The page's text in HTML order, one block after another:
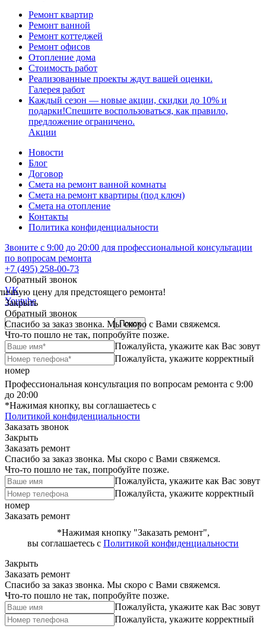
Ремонт квартир
Ремонт ванной
Ремонт коттеджей
Ремонт офисов
Отопление дома
Стоимость работ
Реализованные проекты ждут вашей оценки.
Галерея работ
Каждый сезон — новые акции, скидки до 10% и
подарки!Спешите воспользоваться, как правило,
предложение ограничено.
Акции
Новости
Блог
Договор
Смета на ремонт ванной комнаты
Смета на ремонт квартиры (под ключ)
Смета на отопление
Контакты
Политика конфиденциальности
Звоните с 9:00 до 20:00 для профессиональной консультации
по вопросам ремонта
+7 (495) 258-00-73
Обратный звонок
VK
Youtube
цену для предстоящего ремонта!
Закрыть
Обратный звонок
Спасибо за заказ звонка. Мы скоро с Вами свяжемся.
Что-то пошло не так, попробуйте позже.
Пожалуйста, укажите как Вас зовут
Пожалуйста, укажите корректный
номер
Профессиональная консультация по вопросам ремонта с 9:00
до 20:00
*Нажимая кнопку, вы соглашаетесь с
Политикой конфиденциальности
Заказать звонок
Закрыть
Заказать ремонт
Спасибо за заказ звонка. Мы скоро с Вами свяжемся.
Что-то пошло не так, попробуйте позже.
Пожалуйста, укажите как Вас зовут
Пожалуйста, укажите корректный
номер
Заказать ремонт
*Нажимая кнопку "Заказать ремонт",
вы соглашаетесь с Политикой конфиденциальности
Закрыть
Заказать ремонт
Спасибо за заказ звонка. Мы скоро с Вами свяжемся.
Что-то пошло не так, попробуйте позже.
Пожалуйста, укажите как Вас зовут
Пожалуйста, укажите корректный